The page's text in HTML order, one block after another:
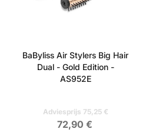
BaByliss Air Stylers Big Hair
Dual - Gold Edition -
AS952E
Adviesprijs 75,25 €
72,90 €